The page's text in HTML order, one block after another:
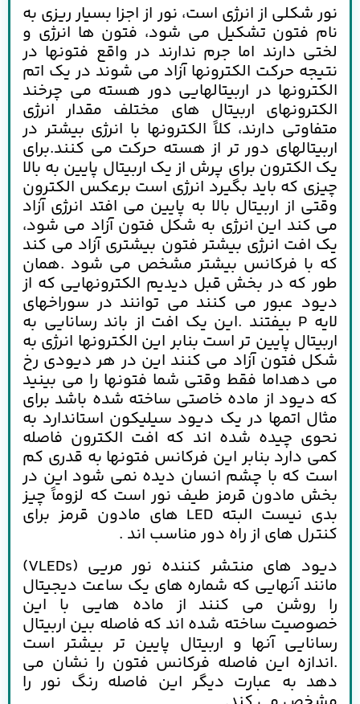
نور شکلی از انرژی است، نور از اجزا بسیار ریزی به
نام فتون تشکیل می شود، فتون ها انرژی و
لختی دارند اما جرم ندارند در واقع فتونها در
نتیجه حرکت الکترونها آزاد می شوند در یک اتم
الکترونها در اربیتالهایی دور هسته می چرخند
الکترونهای اربیتال های مختلف مقدار انرژی
متفاوتی دارند، کلاً الکترونها با انرژی بیشتر در
اربیتالهای دور تر از هسته حرکت می کنند.برای
یک الکترون برای پرش از یک اربیتال پایین به بالا
چیزی که باید بگیرد انرژی است برعکس الکترون
وقتی از اربیتال بالا به پایین می افتد انرژی آزاد
می کند این انرژی به شکل فتون آزاد می شود،
یک افت انرژی بیشتر فتون بیشتری آزاد می کند
که با فرکانس بیشتر مشخص می شود .همان
طور که در بخش قبل دیدیم الکترونهایی که از
دیود عبور می کنند می توانند در سوراخهای
لایه P بیفتند .این یک افت از باند رسانایی به
اربیتال پایین تر است بنابر این الکترونها انرژی به
شکل فتون آزاد می کنند این در هر دیودی رخ
می دهداما فقط وقتی شما فتونها را می بینید
که دیود از ماده خاصتی ساخته شده باشد برای
مثال اتمها در یک دیود سیلیکون استاندارد به
نحوی چیده شده اند که افت الکترون فاصله
کمی دارد بنابر این فرکانس فتونها به قدری کم
است که با چشم انسان دیده نمی شود این در
بخش مادون قرمز طیف نور است كه لزوماً چیز
بدی نیست البته LED های مادون قرمز برای
کنترل های از راه دور مناسب اند .
دیود های منتشر کننده نور مریی (VLEDs)
مانند آنهایی که شماره های یک ساعت دیجیتال
را روشن می کنند از ماده هایی با این
خصوصیت ساخته شده اند که فاصله بین اربیتال
رسانایی آنها و اربیتال پایین تر بیشتر است
.اندازه این فاصله فرکانس فتون را نشان می
دهد به عبارت دیگر این فاصله رنگ نور را